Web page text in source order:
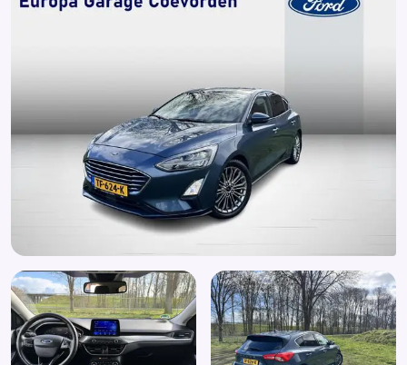
Connected services
Dimlichten automatisch
Draadloze telefoonlader
Elektrische ramen achter
Elektrische ramen voor
Elektronische remkrachtverdeling
Extra getint glas
Grootlichtassistent
Hill hold functie